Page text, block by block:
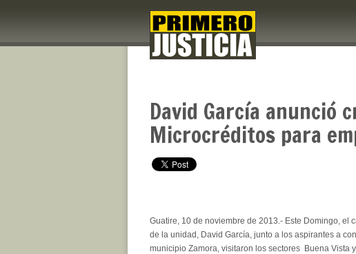
David García anunció
Microcréditos para
Guatire, 10 de noviembre de 2013.- Este Domingo, el
de la unidad, David García, junto a los aspirantes a
municipio Zamora, visitaron los sectores Buena Vista y